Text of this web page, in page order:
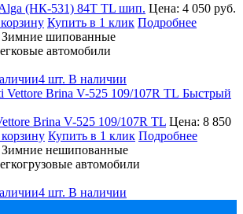
(НК-531) 84T TL шип. Цена: 4 050 руб.
Купить в 1 клик Подробнее
Зимние шипованные
автомобили
4 шт. В наличии
Быстрый
Brina V-525 109/107R TL Цена: 8 850
Купить в 1 клик Подробнее
Зимние нешипованные
автомобили
4 шт. В наличии